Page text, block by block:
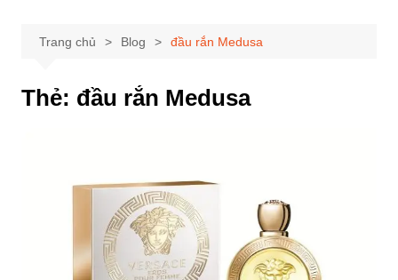
Trang chủ Blog đầu rắn Medusa
Thẻ: đầu rắn Medusa